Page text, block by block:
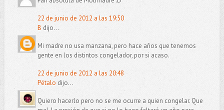
22 de junio de 2012 a las 19:50
B dijo...
Mi madre no usa manzana, pero hace años que tenemos
gente en los distintos congelador, por si acaso.
22 de junio de 2012 a las 20:48
Pétalo dijo...
Quiero hacerlo pero no se me ocurre a quien congelar. Que